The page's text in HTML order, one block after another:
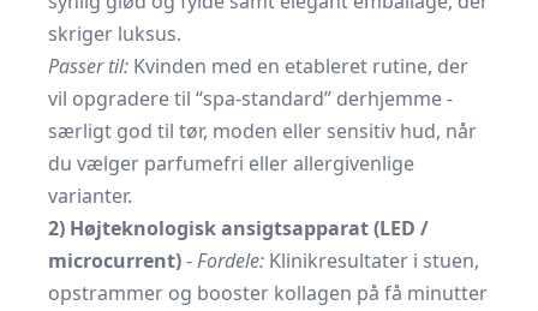
skriger luksus.
Passer til: Kvinden med en etableret rutine, der
vil opgradere til “spa-standard” derhjemme -
særligt god til tør, moden eller sensitiv hud, når
du vælger parfumefri eller allergivenlige
varianter.
2) Højteknologisk ansigtsapparat (LED /
microcurrent)-Fordele: Klinikresultater i stuen,
opstrammer og booster kollagen på få minutter